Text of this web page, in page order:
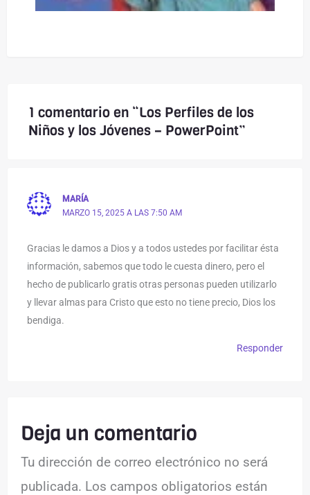
1 comentario en “Los Perfiles de los
Niños y los Jóvenes – PowerPoint”
MARÍA
MARZO 15, 2025 A LAS 7:50 AM
Gracias le damos a Dios y a todos ustedes por facilitar ésta
información, sabemos que todo le cuesta dinero, pero el
hecho de publicarlo gratis otras personas pueden utilizarlo
y llevar almas para Cristo que esto no tiene precio, Dios los
bendiga.
Responder
Deja un comentario
Tu dirección de correo electrónico no será
publicada. Los campos obligatorios están